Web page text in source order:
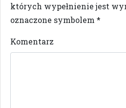
których wypełnienie jest
oznaczone symbolem *
Komentarz